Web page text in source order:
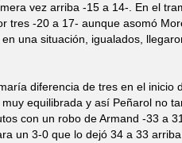
vez arriba -15 a 14-. En el
tres -20 a 17- aunque asomó
una situación, igualados,
diferencia de tres en el inicio
equilibrada y así Peñarol no
con un robo de Armand -33 a
un 3-0 que lo dejó 34 a 33